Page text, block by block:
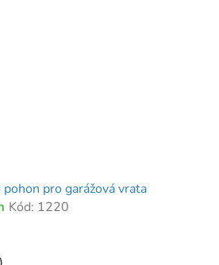
pro garážová vrata
Kód: 1220